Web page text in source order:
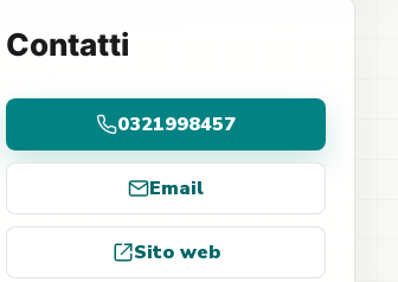
Contatti
0321998457
Email
Sito web